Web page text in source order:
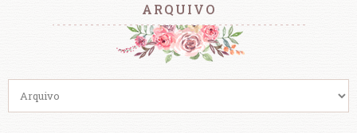
ARQUIVO